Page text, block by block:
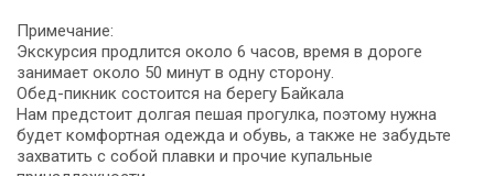
Примечание:
Экскурсия продлится около 6 часов, время в дороге
занимает около 50 минут в одну сторону.
Обед-пикник состоится на берегу Байкала
Нам предстоит долгая пешая прогулка, поэтому нужна
будет комфортная одежда и обувь, а также не забудьте
захватить с собой плавки и прочие купальные